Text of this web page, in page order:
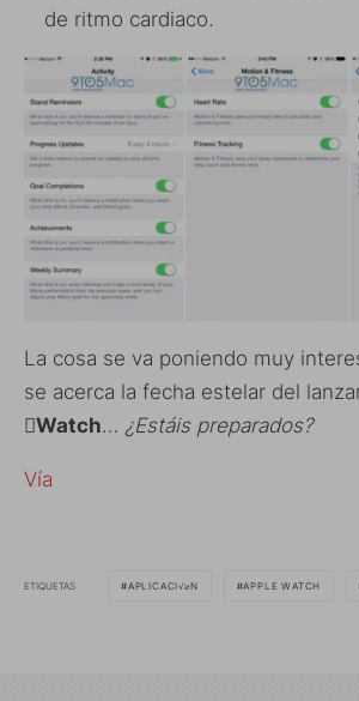
de ritmo cardiaco.
La cosa se va poniendo muy
se acerca la fecha estelar del
Watch… ¿Estáis preparados?
Vía
ETIQUETAS APLICACI√≥N APPLE WATCH